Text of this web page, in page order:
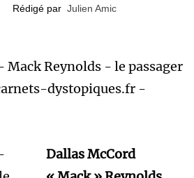
Rédigé par Julien Amic
Dallas McCord